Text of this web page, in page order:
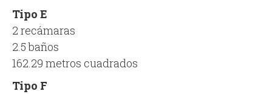
Tipo E
2 recámaras
2.5 baños
162.29 metros cuadrados
Tipo F